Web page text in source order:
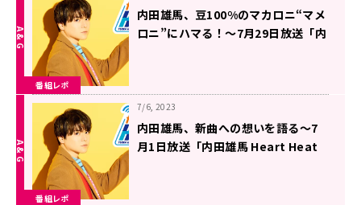
番組レポ
内田雄馬、豆100%のマカロニ“マメ
ロニ”にハマる！～7月29日放送「内
番組レポ
7/6, 2023
内田雄馬、新曲への想いを語る～7
月1日放送「内田雄馬 Heart Heat